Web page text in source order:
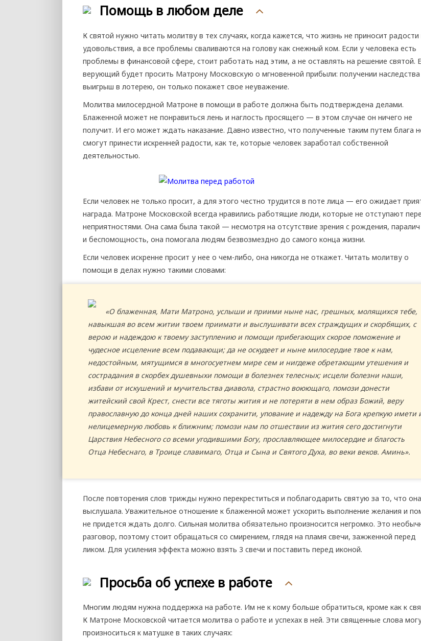
Помощь в любом деле
К святой нужно читать молитву в тех случаях, когда кажется, что жизнь не приносит радости
удовольствия, а все проблемы сваливаются на голову как снежный ком. Если у человека есть
проблемы в финансовой сфере, стоит работать над этим, а не оставлять на решение святой.
верующий будет просить Матрону Московскую о мгновенной прибыли: получении наследства
выигрыш в лотерею, он только покажет свое неуважение.
Молитва милосердной Матроне в помощи в работе должна быть подтверждена делами.
Блаженной может не понравиться лень и наглость просящего — в этом случае он ничего не
получит. И его может ждать наказание. Давно известно, что полученные таким путем блага
смогут принести искренней радости, как те, которые человек заработал собственной
деятельностью.
Если человек не только просит, а для этого честно трудится в поте лица — его ожидает
награда. Матроне Московской всегда нравились работящие люди, которые не отступают
неприятностями. Она сама была такой — несмотря на отсутствие зрения с рождения, паралич
и беспомощность, она помогала людям безвозмездно до самого конца жизни.
Если человек искренне просит у нее о чем-либо, она никогда не откажет. Читать молитву о
помощи в делах нужно такими словами:
«О блаженная, Мати Матроно, услыши и приими ныне нас, грешных, молящихся тебе,
навыкшая во всем житии твоем приимати и выслушивати всех страждущих и скорбящих, с
верою и надеждою к твоему заступлению и помощи прибегающих скорое поможение и
чудесное исцеление всем подавающи; да не оскудеет и ныне милосердие твое к нам,
недостойным, мятущимся в многосуетнем мире сем и нигдеже обретающим утешения и
сострадания в скорбех душевныхи помощи в болезнех телесных; исцели болезни наши,
избави от искушений и мучительства диавола, страстно воюющаго, помози донести
житейский свой Крест, снести все тяготы жития и не потеряти в нем образ Божий, веру
православную до конца дней наших сохранити, упование и надежду на Бога крепкую имети
нелицемерную любовь к ближним; помози нам по отшествии из жития сего достигнути
Царствия Небесного со всеми угодившими Богу, прославляющее милосердие и благость
Отца Небеснаго, в Троице славимаго, Отца и Сына и Святого Духа, во веки веков. Аминь».
После повторения слов трижды нужно перекреститься и поблагодарить святую за то, что она
выслушала. Уважительное отношение к блаженной может ускорить выполнение желания и
не придется ждать долго. Сильная молитва обязательно произносится негромко. Это
разговор, поэтому стоит обращаться со смирением, глядя на пламя свечи, зажженной перед
ликом. Для усиления эффекта можно взять 3 свечи и поставить перед иконой.
Просьба об успехе в работе
Многим людям нужна поддержка на работе. Им не к кому больше обратиться, кроме как к
К Матроне Московской читается молитва о работе и успехах в ней. Эти священные слова
произноситься к матушке в таких случаях: